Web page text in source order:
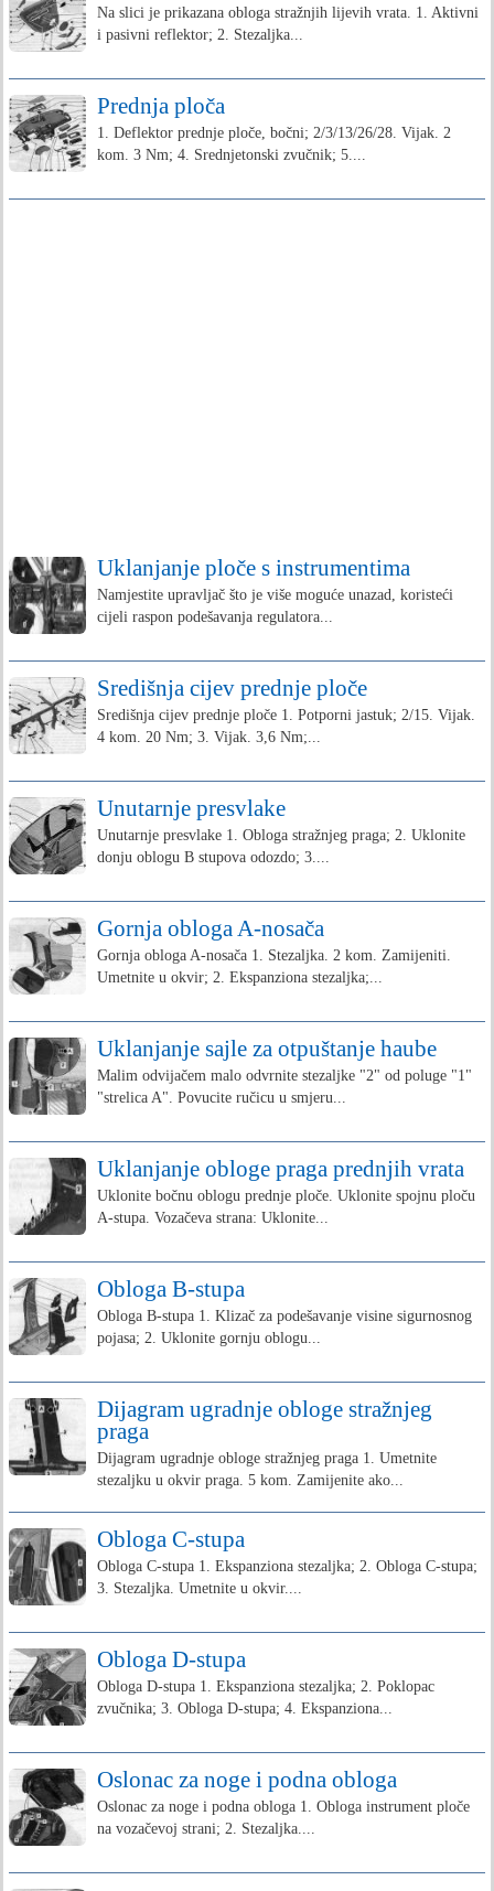
Na slici je prikazana obloga stražnjih lijevih vrata. 1. Aktivni
i pasivni reflektor; 2. Stezaljka...
Prednja ploča
1. Deflektor prednje ploče, bočni; 2/3/13/26/28. Vijak. 2
kom. 3 Nm; 4. Srednjetonski zvučnik; 5....
Uklanjanje ploče s instrumentima
Namjestite upravljač što je više moguće unazad, koristeći
cijeli raspon podešavanja regulatora...
Središnja cijev prednje ploče
Središnja cijev prednje ploče 1. Potporni jastuk; 2/15. Vijak.
4 kom. 20 Nm; 3. Vijak. 3,6 Nm;...
Unutarnje presvlake
Unutarnje presvlake 1. Obloga stražnjeg praga; 2. Uklonite
donju oblogu B stupova odozdo; 3....
Gornja obloga A-nosača
Gornja obloga A-nosača 1. Stezaljka. 2 kom. Zamijeniti.
Umetnite u okvir; 2. Ekspanziona stezaljka;...
Uklanjanje sajle za otpuštanje haube
Malim odvijačem malo odvrnite stezaljke "2" od poluge "1"
"strelica A". Povucite ručicu u smjeru...
Uklanjanje obloge praga prednjih vrata
Uklonite bočnu oblogu prednje ploče. Uklonite spojnu ploču
A-stupa. Vozačeva strana: Uklonite...
Obloga B-stupa
Obloga B-stupa 1. Klizač za podešavanje visine sigurnosnog
pojasa; 2. Uklonite gornju oblogu...
Dijagram ugradnje obloge stražnjeg
praga
Dijagram ugradnje obloge stražnjeg praga 1. Umetnite
stezaljku u okvir praga. 5 kom. Zamijenite ako...
Obloga C-stupa
Obloga C-stupa 1. Ekspanziona stezaljka; 2. Obloga C-stupa;
3. Stezaljka. Umetnite u okvir....
Obloga D-stupa
Obloga D-stupa 1. Ekspanziona stezaljka; 2. Poklopac
zvučnika; 3. Obloga D-stupa; 4. Ekspanziona...
Oslonac za noge i podna obloga
Oslonac za noge i podna obloga 1. Obloga instrument ploče
na vozačevoj strani; 2. Stezaljka....